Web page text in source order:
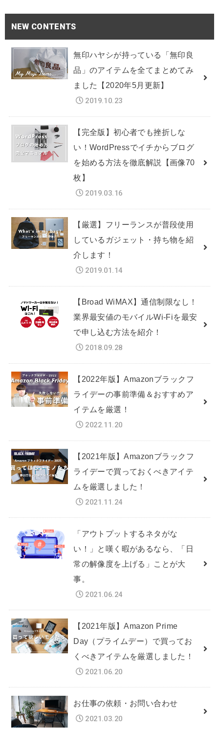
NEW CONTENTS
無印ハヤシが持っている「無印良
品」のアイテムを全てまとめてみ
ました【2020年5月更新】
2019.10.23
【完全版】初心者でも挫折しな
い！WordPressでイチからブログ
を始める方法を徹底解説【画像70
枚】
2019.03.16
【厳選】フリーランスが普段使用
しているガジェット・持ち物を紹
介します！
2019.01.14
【Broad WiMAX】通信制限なし！
業界最安値のモバイルWi-Fiを最安
で申し込む方法を紹介！
2018.09.28
【2022年版】Amazonブラックフ
ライデーの事前準備＆おすすめア
イテムを厳選！
2022.11.20
【2021年版】Amazonブラックフ
ライデーで買っておくべきアイテ
ムを厳選しました！
2021.11.24
「アウトプットするネタがな
い！」と嘆く暇があるなら、「日
常の解像度を上げる」ことが大
事。
2021.06.24
【2021年版】Amazon Prime
Day（プライムデー）で買ってお
くべきアイテムを厳選しました！
2021.06.20
お仕事の依頼・お問い合わせ
2021.03.20